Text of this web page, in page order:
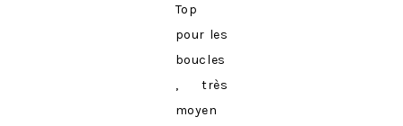
Top
pour les
boucles
, très
moyen